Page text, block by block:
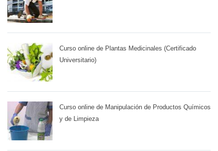
Curso online de Plantas Medicinales (Certificado
Universitario)
Curso online de Manipulación de Productos Químicos
y de Limpieza